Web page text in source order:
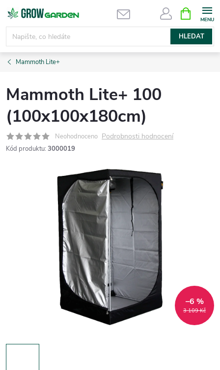
Přejít
obsah
HLEDAT
NÁKUPNÍ
KOŠÍK
Mammoth Lite+
Mammoth Lite+ 100
(100x100x180cm)
Neohodnoceno Podrobnosti hodnocení
Kód produktu: 3000019
3 109 Kč
–6 %